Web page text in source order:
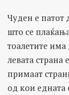
Чуден е патот
што се
тоалетите
левата страна
примаат
од кои едната